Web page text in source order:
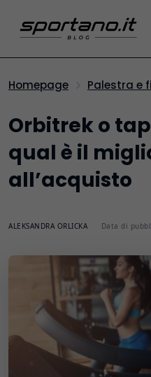
Homepage Palestra e
Orbitrek o
qual è il
all’acquisto
ALEKSANDRA ORLICKA Data di